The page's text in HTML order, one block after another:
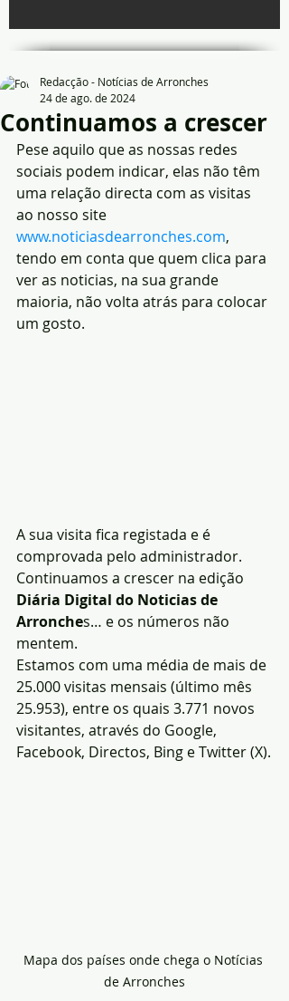
Continuamos a crescer
Redacção - Notícias de Arronches
24 de ago. de 2024
Pese aquilo que as nossas redes
sociais podem indicar, elas não têm
uma relação directa com as visitas
ao nosso site
www.noticiasdearronches.com,
tendo em conta que quem clica para
ver as noticias, na sua grande
maioria, não volta atrás para colocar
um gosto.
A sua visita fica registada e é
comprovada pelo administrador.
Continuamos a crescer na edição
Diária Digital do Noticias de
Arronches… e os números não
mentem.
Estamos com uma média de mais de
25.000 visitas mensais (último mês
25.953), entre os quais 3.771 novos
visitantes, através do Google,
Facebook, Directos, Bing e Twitter (X).
Mapa dos países onde chega o Notícias
de Arronches